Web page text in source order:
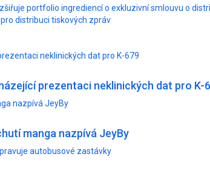
portfolio ingrediencí o exkluzivní smlouvu o
distribuci tiskových zpráv
neklinických dat pro K-679
prezentaci neklinických dat pro K-
nazpívá JeyBy
manga nazpívá JeyBy
autobusové zastávky